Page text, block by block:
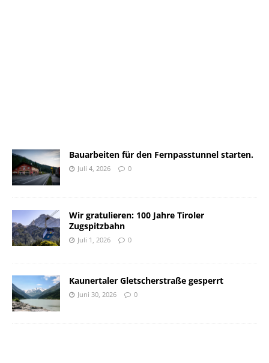
Bauarbeiten für den Fernpasstunnel starten.
Juli 4, 2026 0
Wir gratulieren: 100 Jahre Tiroler
Zugspitzbahn
Juli 1, 2026 0
Kaunertaler Gletscherstraße gesperrt
Juni 30, 2026 0